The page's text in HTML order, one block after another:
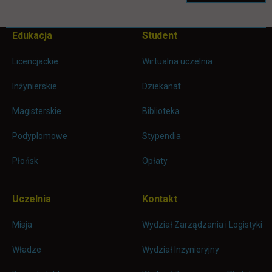
Pomiń
Informacje w stopce
Edukacja
Licencjackie
Inżynierskie
Magisterskie
Podyplomowe
Płońsk
Student
Wirtualna uczelnia
Dziekanat
Biblioteka
Stypendia
Opłaty
Uczelnia
Misja
Władze
Kontakt
Wydział Zarządzania i Logistyki
Wydział Inżynieryjny